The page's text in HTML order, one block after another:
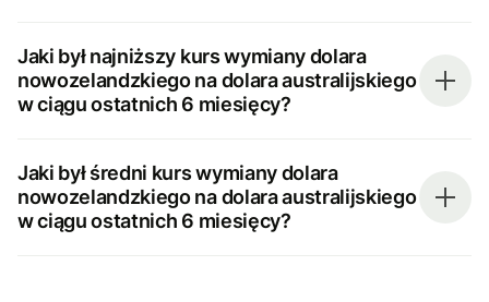
Jaki był najniższy kurs wymiany dolara
nowozelandzkiego na dolara australijskiego
w ciągu ostatnich 6 miesięcy?
Jaki był średni kurs wymiany dolara
nowozelandzkiego na dolara australijskiego
w ciągu ostatnich 6 miesięcy?